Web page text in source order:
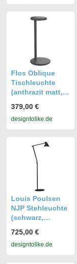
Lampen &
Leuchten,
Tischleuchten
Flos Oblique
Tischleuchte
(anthrazit matt,
K)) anthrazit matt
warmweiß (3000
379,00 €
designtolike.de
Louis Poulsen
NJP Stehleuchte
(schwarz,
(3000K)) schwarz
warmweiß
725,00 €
designtolike.de